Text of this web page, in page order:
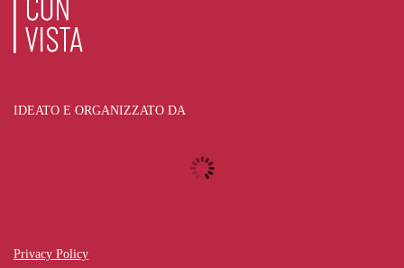
IDEATO E ORGANIZZATO DA
Privacy Policy